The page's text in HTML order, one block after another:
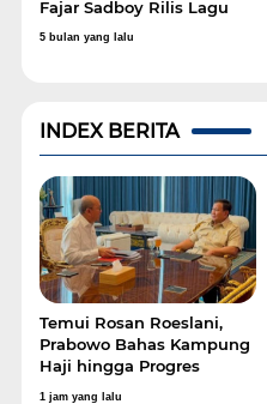
Fajar Sadboy Rilis Lagu
Religi “Jangan Lupa
Berdoa”
5 bulan yang lalu
INDEX BERITA
Temui Rosan Roeslani,
Prabowo Bahas Kampung
Haji hingga Progres
Hilirisasi
1 jam yang lalu